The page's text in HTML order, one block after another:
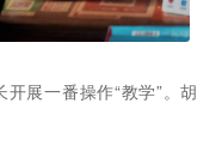
展一番操作“教学”。胡